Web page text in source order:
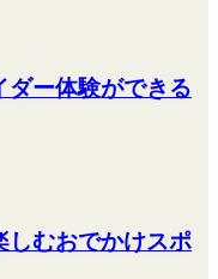
ダー体験ができる
しむおでかけスポ